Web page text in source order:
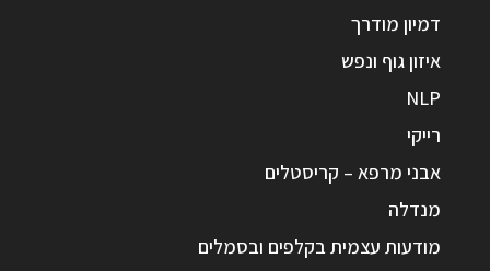
דמיון מודרך
איזון גוף ונפש
NLP
רייקי
אבני מרפא – קריסטלים
מנדלה
מודעות עצמית בקלפים ובסמלים